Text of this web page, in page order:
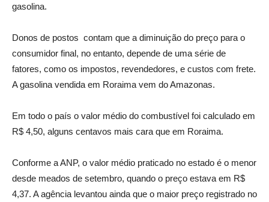
gasolina.
Donos de postos contam que a diminuição do preço para o
consumidor final, no entanto, depende de uma série de
fatores, como os impostos, revendedores, e custos com frete.
A gasolina vendida em Roraima vem do Amazonas.
Em todo o país o valor médio do combustível foi calculado em
R$ 4,50, alguns centavos mais cara que em Roraima.
Conforme a ANP, o valor médio praticado no estado é o menor
desde meados de setembro, quando o preço estava em R$
4,37. A agência levantou ainda que o maior preço registrado no